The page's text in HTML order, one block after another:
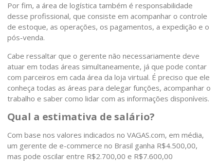
Por fim, a área de logística também é responsabilidade
desse profissional, que consiste em acompanhar o controle
de estoque, as operações, os pagamentos, a expedição e o
pós-venda.
Cabe ressaltar que o gerente não necessariamente deve
atuar em todas áreas simultaneamente, já que pode contar
com parceiros em cada área da loja virtual. É preciso que ele
conheça todas as áreas para delegar funções, acompanhar o
trabalho e saber como lidar com as informações disponíveis.
Qual a estimativa de salário?
Com base nos valores indicados no VAGAS.com, em média,
um gerente de e-commerce no Brasil ganha R$4.500,00,
mas pode oscilar entre R$2.700,00 e R$7.600,00